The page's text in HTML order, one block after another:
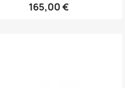
165,00 €